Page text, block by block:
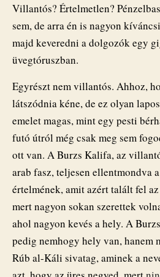
Villantós? Értelmetlen?
sem, de arra én is nagyon
majd keveredni a dolgozók egy
üvegtóruszban.
Egyrészt nem villantós. Ahhoz,
látszódnia kéne, de ez olyan
emelet magas, mint egy pesti
futó útról még csak meg sem
ott van. A Burzs Kalifa, az
arab fasz, teljesen ellentmondva
értelmének, amit azért talált fel
mert nagyon sokan szerettek
ahol nagyon kevés a hely. A
pedig nemhogy hely van, hanem
Rúb al-Káli sivatag, aminek a